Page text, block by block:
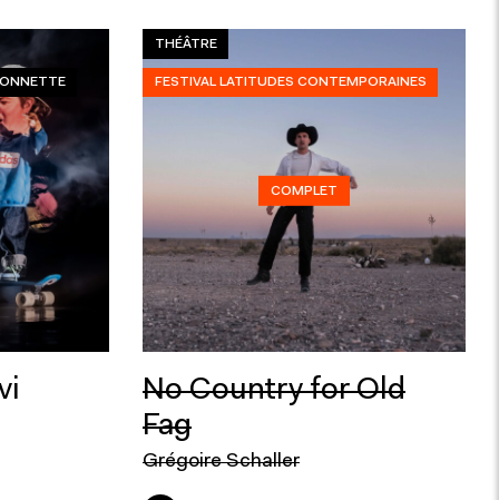
COMPLET
THÉÂTRE
FESTIVAL LATITUDES CONTEMPORAINES
No Country for Old
Fag
Grégoire Schaller